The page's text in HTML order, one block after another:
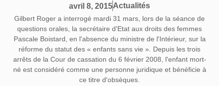
avril 8, 2015Actualités
Gilbert Roger a interrogé mardi 31 mars, lors de la séance de
questions orales, la secrétaire d'Etat aux droits des femmes
Pascale Boistard, en l'absence du ministre de l'Intérieur, sur la
réforme du statut des « enfants sans vie ». Depuis les trois
arrêts de la Cour de cassation du 6 février 2008, l'enfant mort-
né est considéré comme une personne juridique et bénéficie à
ce titre d'obsèques.